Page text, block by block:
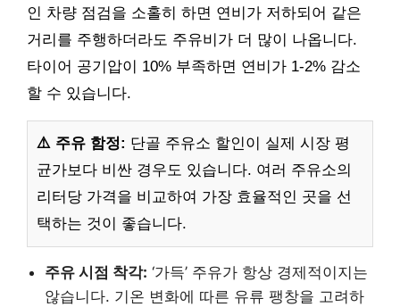
인 차량 점검을 소홀히 하면 연비가 저하되어 같은
거리를 주행하더라도 주유비가 더 많이 나옵니다.
타이어 공기압이 10% 부족하면 연비가 1-2% 감소
할 수 있습니다.
⚠️ 주유 함정: 단골 주유소 할인이 실제 시장 평
균가보다 비싼 경우도 있습니다. 여러 주유소의
리터당 가격을 비교하여 가장 효율적인 곳을 선
택하는 것이 좋습니다.
주유 시점 착각: ‘가득’ 주유가 항상 경제적이지는
않습니다. 기온 변화에 따른 유류 팽창을 고려하